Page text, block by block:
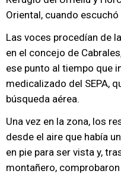
Oriental, cuando
Las voces procedían de
en el concejo de
ese punto al tiempo que
medicalizado del SEPA,
búsqueda aérea.
Una vez en la zona, los
desde el aire que había
en pie para ser vista y,
montañero,